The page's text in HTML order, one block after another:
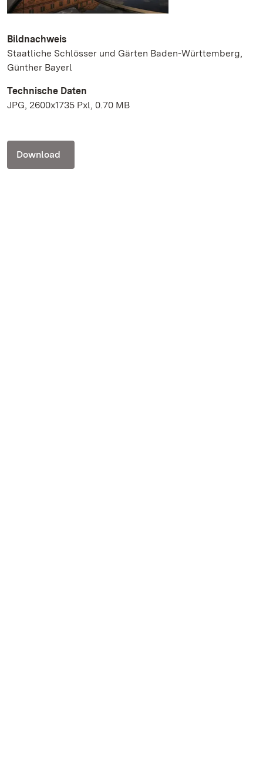
Bildnachweis
Staatliche Schlösser und Gärten Baden-Württemberg,
Günther Bayerl
Technische Daten
JPG, 2600x1735 Pxl, 0.70 MB
Download